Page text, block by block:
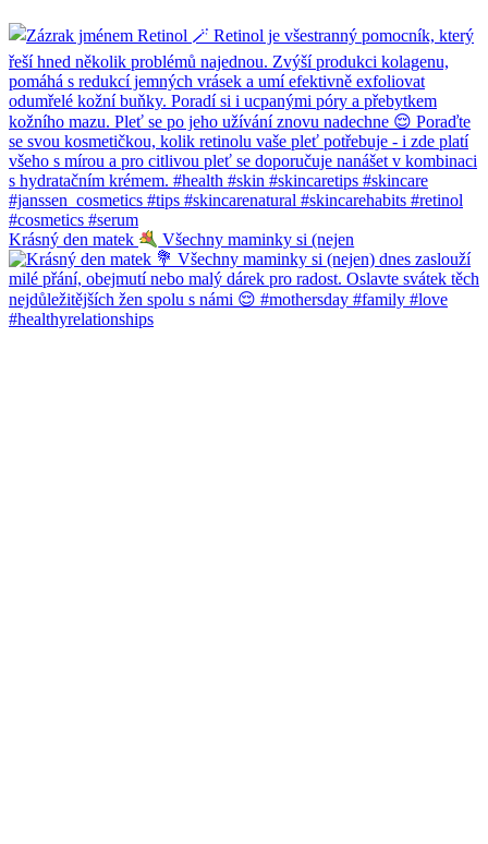
Krásný den matek Všechny maminky si (nejen